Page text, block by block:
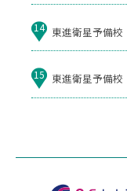
14 東進衛星予備校
15 東進衛星予備校